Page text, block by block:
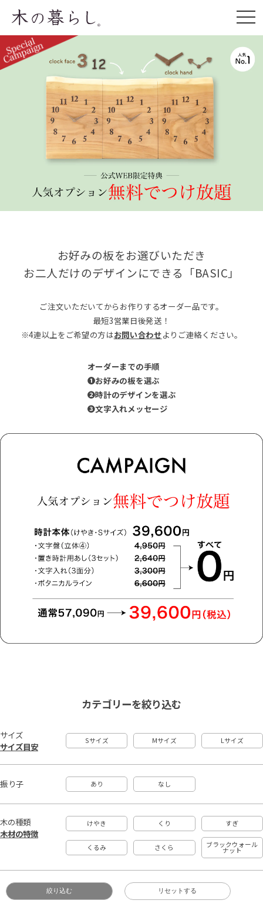
お好みの板をお選びいただき
お二人だけのデザインにできる「BASIC」
ご注文いただいてからお作りするオーダー品です。
最短3営業日後発送！
※4連以上をご希望の方はお問い合わせよりご連絡ください。
オーダーまでの手順
❶お好みの板を選ぶ
❷時計のデザインを選ぶ
❸文字入れメッセージ
カテゴリーを絞り込む
サイズ
サイズ目安
Sサイズ Mサイズ Lサイズ
振り子 あり なし
木の種類
木材の特徴
けやき くり すぎ
くるみ さくら ブラックウォール
ナット
絞り込む リセットする